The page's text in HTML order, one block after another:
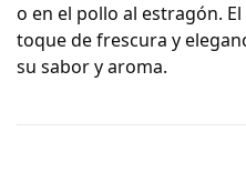
o en el pollo al estragón.
toque de frescura y
su sabor y aroma.